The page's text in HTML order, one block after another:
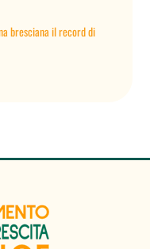
bresciana il record di